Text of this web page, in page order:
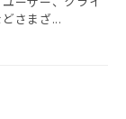
さまざ...